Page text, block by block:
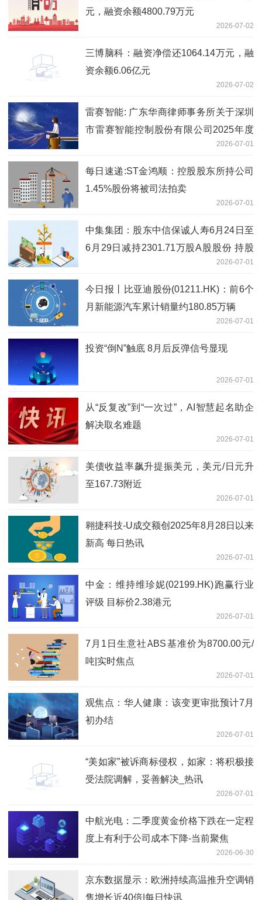
元，融资余额4800.79万元
2026-07-02
三博脑科：融资净偿还1064.14万元，融
资余额6.06亿元
2026-07-02
雷赛智能: 广东华商律师事务所关于深圳
市雷赛智能控制股份有限公司2025年度
向特定对象发行A股股票的补充法律意见
书（一） 即时
2026-07-01
每日速递:ST金鸿顺：控股股东所持公司
1.45%股份将被司法拍卖
2026-07-01
中集集团：股东中信保诚人寿6月24日至
6月29日减持2301.71万股A股股份 持股
2026-07-01
今日报丨比亚迪股份(01211.HK)：前6个
月新能源汽车累计销量约180.85万辆
2026-07-01
投资“倒N”触底 8月后反弹信号显现
2026-07-01
从“反复改”到“一次过”，AI智慧起名助企
解决取名难题
2026-07-01
美债收益率飙升提振美元，美元/日元升
至167.73附近
2026-07-01
翱捷科技-U成交额创2025年8月28日以来
新高 每日热讯
2026-07-01
中金：维持维珍妮(02199.HK)跑赢行业
评级 目标价2.38港元
2026-07-01
7月1日生意社ABS基准价为8700.00元/
吨|实时焦点
2026-07-01
观焦点：华人健康：该变更审批预计7月
初办结
2026-07-01
“美如家”被诉商标侵权，如家：将积极接
受法院调解，妥善解决_热讯
2026-07-01
中航光电：二季度黄金价格下跌在一定程
度上有利于公司成本下降-当前聚焦
2026-06-30
京东数据显示：欧洲持续高温推升空调销
售增长近40倍|每日快讯